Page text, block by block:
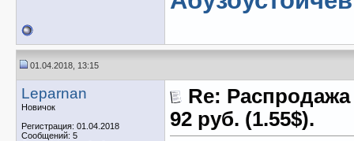
01.04.2018, 13:15
Leparnan
Новичок
Регистрация: 01.04.2018
Сообщений: 5
Re:
92 руб. (1.55$).